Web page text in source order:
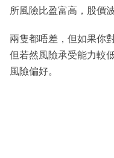
所風險比盈富高，股價
兩隻都唔差，但如果你
但若然風險承受能力較
風險偏好。